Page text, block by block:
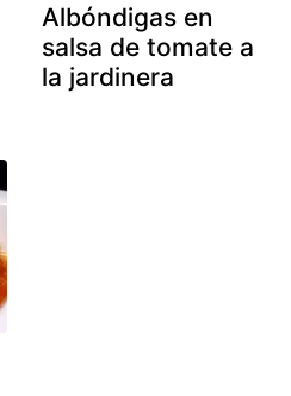
Albóndigas en
salsa de tomate a
la jardinera